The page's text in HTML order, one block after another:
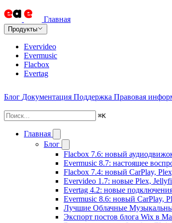
Главная
Продукты
Evervideo
Evermusic
Flacbox
Evertag
Блог Документация Поддержка Правовая
⌘K
Главная
Блог
Flacbox 7.6: новый
Evermusic 8.7: настоящее
Flacbox 7.4: новый CarPlay,
Evervideo 1.7: новые Plex,
Evertag 4.2: новые
Evermusic 8.6: новый CarPlay,
Лучшие Облачные
Экспорт постов блога Wix в